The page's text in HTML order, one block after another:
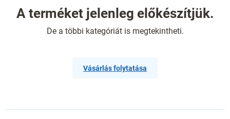
A terméket jelenleg előkészítjük.
De a többi kategóriát is megtekintheti.
Vásárlás folytatása